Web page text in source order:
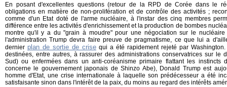
En posant d'excellentes questions (retour de la RPD de Corée dans le
obligations en matière de non-prolifération et de contrôle des activités ;
comme d'un Etat doté de l'arme nucléaire, à l'instar des cinq membres
différence entre les activités d'enrichissement et la production de bombes
montre qu'il y a du "grain à moudre" pour une négociation sur le
l'administration Trump devra faire preuve de pragmatisme, ce que lui a
dernier plan de sortie de crise qui a été rapidement rejeté par
destinées, entre autres, à rassurer des administrations conservatrices sur le
Sud) ou enfermées dans un anti-coréanisme primaire flattant les
concerne le gouvernement japonais de Shinzo Abe), Donald Trump est
homme d'Etat, une crise internationale à laquelle son prédécesseur a été
satisfaisante sinon dans l'intérêt de la paix, du moins au regard des intérêts